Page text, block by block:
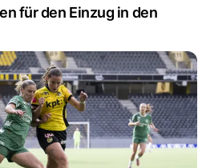
für den Einzug in den